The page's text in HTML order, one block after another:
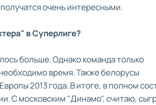
очень интересными.
в Суперлиге?
больше. Однако команда только
время. Также белорусы
2013 года. В итоге, в полном
С московским "Динамо", считаю,